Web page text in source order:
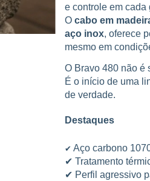
e controle em cada
O cabo em
aço inox, oferece
mesmo em
O Bravo 480 não é
É o início de uma
de verdade.
Destaques
✔ Aço carbono
✔ Tratamento
✔ Perfil agressivo